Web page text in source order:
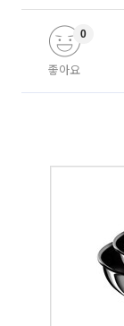
좋아요
0